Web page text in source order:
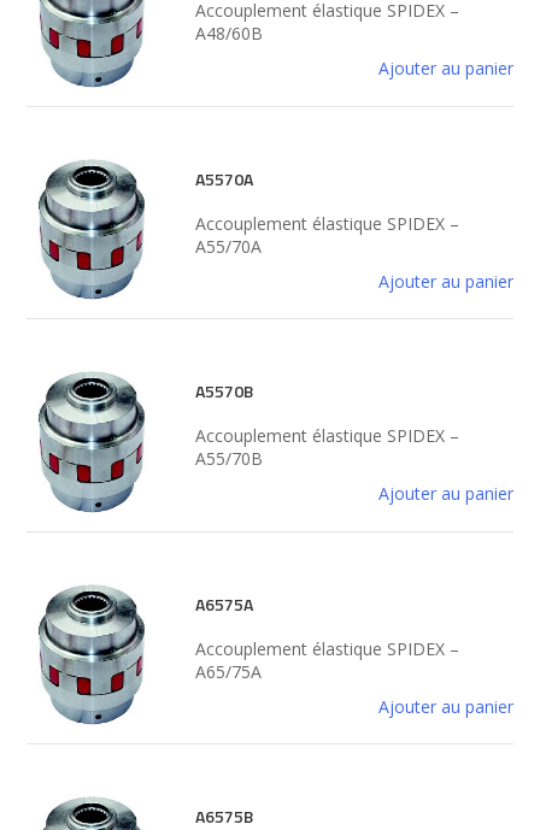
Accouplement élastique SPIDEX –
A48/60B
Ajouter au panier
A5570A
Accouplement élastique SPIDEX –
A55/70A
Ajouter au panier
A5570B
Accouplement élastique SPIDEX –
A55/70B
Ajouter au panier
A6575A
Accouplement élastique SPIDEX –
A65/75A
Ajouter au panier
A6575B